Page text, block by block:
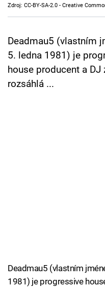
Cool Esport
Pořady
TV Program
Sledujte prima+
Zdroj: CC-BY-SA-2.0 - Creative
Deadmau5 (vlastním
5. ledna 1981) je
house producent a DJ
rozsáhlá ...
Deadmau5 (vlastním
1981) je progressive